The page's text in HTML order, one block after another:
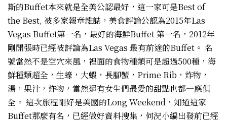
斯的Buffet本來就是全美公認最好，這一家可是Best of
the Best, 被多家報章雜誌，美食評論公認為2015年Las
Vegas Buffet第一名，最好的海鮮Buffet 第一名，2012年
剛開張時已經被評論為Las Vegas 最有前途的Buffet。 名
號當然不是空穴來風，裡面的食物種類可是超過500種，海
鮮種類超全，生蠔，大蝦，長腳蟹，Prime Rib，炸物，
湯，果汁，炸物，當然還有女生們最愛的甜點也都一應俱
全。 這次旅程剛好是美國的Long Weekend，知道這家
Buffet那麼有名，已經做好資料搜集，何況小編出發前已經